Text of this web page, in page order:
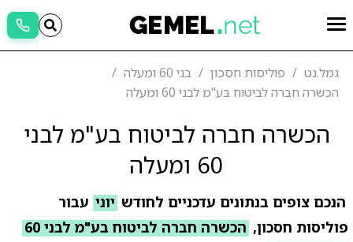
גמל.נט פוליסות חסכון
בני 60 ומעלה
הכשרה חברה לביטוח בע"מ לבני 60 ומעלה
הכשרה חברה לביטוח בע"מ לבני
60 ומעלה
הנכם צופים בנתונים עדכניים לחודש יוני עבור
פוליסות חסכון,
הכשרה חברה לביטוח בע"מ לבני 60